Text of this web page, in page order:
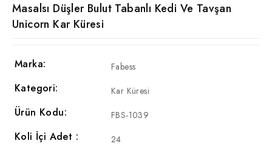
Masalsı Düşler Bulut Tabanlı Kedi Ve Tavşan
Unicorn Kar Küresi
Marka: Fabess
Kategori: Kar Küresi
Ürün Kodu: FBS-1039
Koli İçi Adet : 24